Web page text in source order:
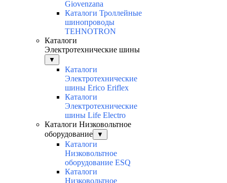
Giovenzana
Каталоги Троллейные
шинопроводы
TEHNOTRON
Каталоги
Электротехнические шины
▼
Каталоги
Электротехнические
шины Erico Eriflex
Каталоги
Электротехнические
шины Life Electro
Каталоги Низковольтное
оборудование
▼
Каталоги
Низковольтное
оборудование ESQ
Каталоги
Низковольтное